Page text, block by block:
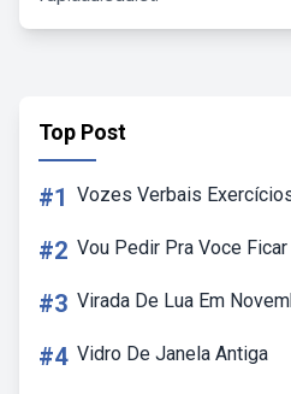
Top Post
#1 Vozes Verbais
#2 Vou Pedir Pra Voce Ficar
#3 Virada De Lua Em
#4 Vidro De Janela Antiga